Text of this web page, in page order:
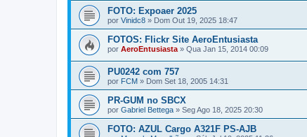
FOTO: Expoaer 2025
por Vinidc8 » Dom Out 19, 2025 18:47
FOTOS: Flickr Site AeroEntusiasta
por AeroEntusiasta » Qua Jan 15, 2014 00:09
PU0242 com 757
por FCM » Dom Set 18, 2005 14:31
PR-GUM no SBCX
por Gabriel Bettega » Seg Ago 18, 2025 20:30
FOTO: AZUL Cargo A321F PS-AJB